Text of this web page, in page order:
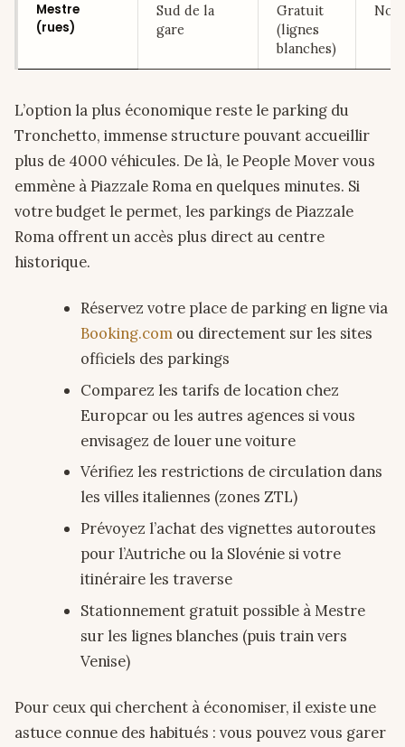
Mestre
(rues)
Sud de la
gare
Gratuit
(lignes
blanches)
Non
L’option la plus économique reste le parking du
Tronchetto, immense structure pouvant accueillir
plus de 4000 véhicules. De là, le People Mover vous
emmène à Piazzale Roma en quelques minutes. Si
votre budget le permet, les parkings de Piazzale
Roma offrent un accès plus direct au centre
historique.
Réservez votre place de parking en ligne via
Booking.comou directement sur les sites
officiels des parkings
Comparez les tarifs de location chez
Europcar ou les autres agences si vous
envisagez de louer une voiture
Vérifiez les restrictions de circulation dans
les villes italiennes (zones ZTL)
Prévoyez l’achat des vignettes autoroutes
pour l’Autriche ou la Slovénie si votre
itinéraire les traverse
Stationnement gratuit possible à Mestre
sur les lignes blanches (puis train vers
Venise)
Pour ceux qui cherchent à économiser, il existe une
astuce connue des habitués : vous pouvez vous garer